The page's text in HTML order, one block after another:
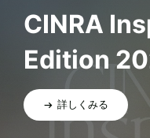
CINRA
Edition
詳しくみる